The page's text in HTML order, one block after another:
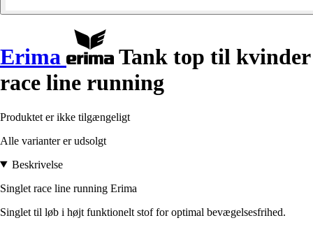
Erima
Tank top til kvinder
race line running
Produktet er ikke tilgængeligt
Alle varianter er udsolgt
Beskrivelse
Singlet race line running Erima
Singlet til løb i højt funktionelt stof for optimal bevægelsesfrihed.